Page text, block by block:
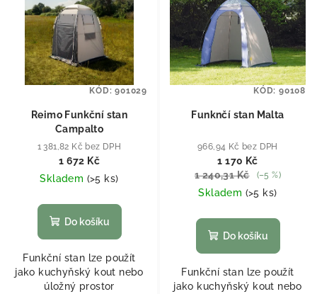
Reimo Funkční stan
Campalto
1 381,82 Kč bez DPH
1 672 Kč
Skladem (>5 ks)
Do košíku
Funkční stan lze použít
jako kuchyňský kout nebo
úložný prostor
KÓD:901029
Funknčí stan Malta
966,94 Kč bez DPH
1 170 Kč
1 240,31 Kč
(–5 %)
Skladem (>5 ks)
Do košíku
Funkční stan lze použít
jako kuchyňský kout nebo
KÓD: 90108